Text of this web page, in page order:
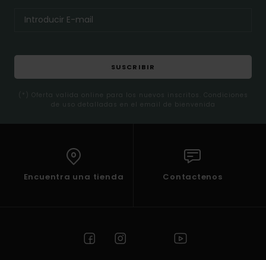
SUSCRIBIR
(*) Oferta valida online para los nuevos inscritos. Condiciones
de uso detalladas en el email de bienvenida
Encuentra una tienda Contactenos